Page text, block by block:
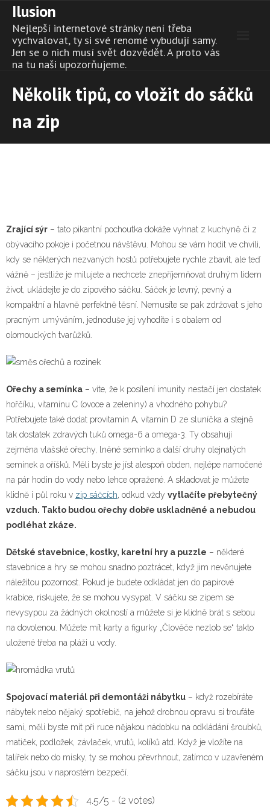
Skip
content
Ilusion
Nejlepší internetové stránky není třeba
vychvalovat, ty si své renomé vybudují samy.
Jen se o nich musí svět dozvědět. A proto vás
na tu naši upozorňujeme.
Několik tipů, co vložit do sáčků
na zip
Zrající sýr – tato pikantní pochoutka dokáže vyhnat z kuchyně či z
obývacího pokoje i početnou návštěvu. Mohou se vám hodit ve chvíli,
kdy se některých nezvaných hostů potřebujete rychle zbavit, ale teď
vážně – jestliže je milujete a nechcete znepříjemňovat druhým lidem
život, ukládejte je do zipového sáčku. Sáček je levný, pevný a
kompaktní a hlavně perfektně těsní. Nemusíte se pak zdržovat s jeho
pracným umýváním, jednoduše jej vyhodíte i s obalem od
olomouckých tvarůžků.
Ořechy a semínka – víte, že k posílení imunity nestačí jen dostatek
hořčíku, vitamínu C (ovoce a zeleniny) a vhodného pohybu?
Potřebujete také dodat provitamín A, vitamín D ze sluníčka a stejně
tak dostatek zdravých tuků omega-6 a omega-3. Ty obsahují
zejména vlašské ořechy, lněné semínko a další druhy olejnatých
semínek a oříšků. Měli byste je jíst alespoň obden, nejlépe namočené
na pár hodin do vody nebo lehce opražené. A skladovat je můžete
klidně i půl roku v zip sáčcích , odkud vždy vytlačíte přebytečný
vzduch. Takto budou ořechy dobře uskladněné a nebudou
podléhat zkáze.
Dětské stavebnice, kostky, karetní hry a puzzle – některé
stavebnice a hry se mohou snadno poztrácet, když jim nevěnujete
náležitou pozornost. Pokud je budete odkládat jen do papírové
krabice, riskujete, že se mohou vysypat. V sáčku se zipem se
nevysypou za žádných okolností a můžete si je klidně brát s sebou
na dovolenou. Můžete mít karty a figurky „Člověče nezlob se“ takto
uložené třeba na pláži u vody.
Spojovací materiál při demontáži nábytku – když rozebíráte
nábytek nebo nějaký spotřebič, na jehož drobnou opravu si troufáte
sami, měli byste mít při ruce nějakou nádobku na odkládání šroubků,
matiček, podložek, závlaček, vrutů, kolíků atd. Když je vložíte na
talířek nebo do misky, ty se mohou převrhnout, zatímco v uzavřeném
sáčku jsou v naprostém bezpečí.
4.5/5 - (2 votes)